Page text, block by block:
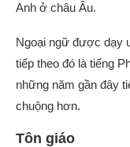
Anh ở châu Âu.
Ngoại ngữ được dạy
tiếp theo đó là tiếng
những năm gần đây
chuộng hơn.
Tôn giáo